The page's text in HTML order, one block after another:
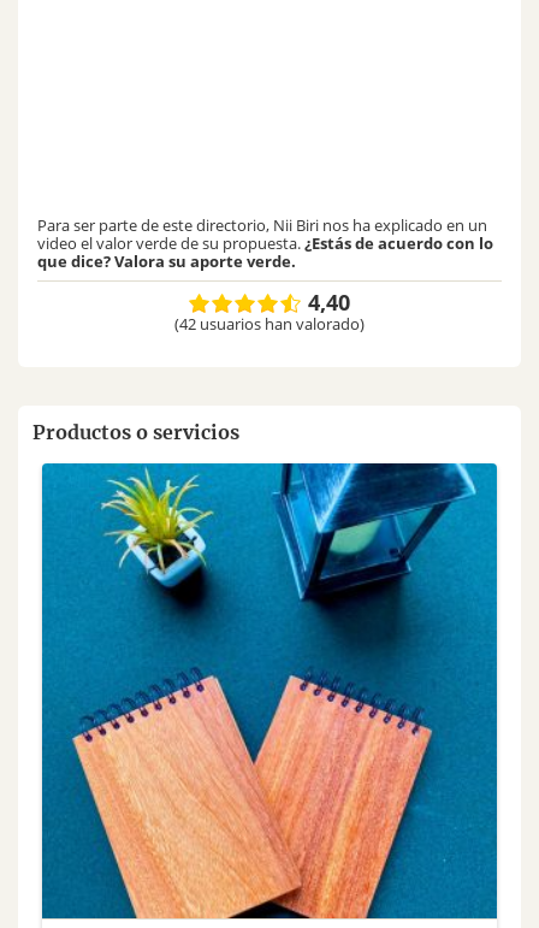
Para ser parte de este directorio, Nii Biri nos ha explicado en un
video el valor verde de su propuesta.¿Estás de acuerdo con lo
que dice? Valora su aporte verde.
4,40
(42 usuarios han valorado)
Productos o servicios